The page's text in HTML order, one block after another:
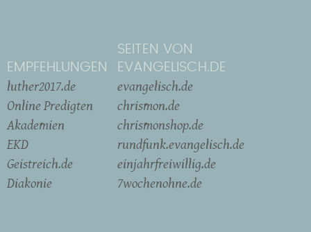
EMPFEHLUNGEN
luther2017.de
Online Predigten
Akademien
EKD
Geistreich.de
Diakonie
SEITEN VON
EVANGELISCH.DE
evangelisch.de
chrismon.de
chrismonshop.de
rundfunk.evangelisch.de
einjahrfreiwillig.de
7wochenohne.de